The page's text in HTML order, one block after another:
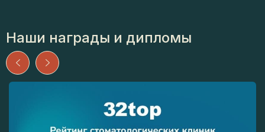
Наши награды и дипломы